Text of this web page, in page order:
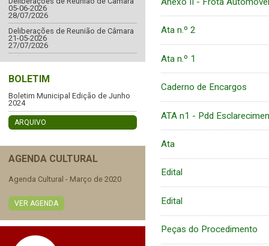
05-06-2026
28/07/2026
Deliberações de Reunião de Câmara
21-05-2026
27/07/2026
BOLETIM
Boletim Municipal Edição de Junho
2024
ARQUIVO
AGENDA CULTURAL
Agenda Cultural - Março de 2020
VER AGENDA
Ata n.º 2
Ata n.º 1
Caderno de Encargos
ATA n1 - Pdd
Ata
Edital
Edital
Peças do Procedimento